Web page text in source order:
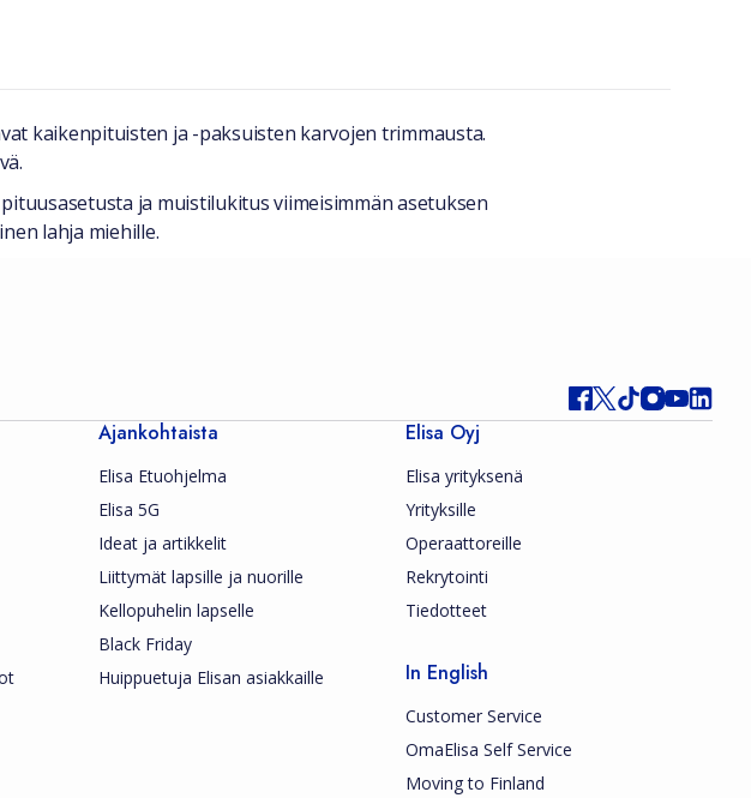
kaikenpituisten ja -paksuisten karvojen trimmausta.
ja muistilukitus viimeisimmän asetuksen
lahja miehille.
Ajankohtaista
Elisa Etuohjelma
Elisa 5G
Ideat ja artikkelit
Liittymät lapsille ja nuorille
Kellopuhelin lapselle
Black Friday
Huippuetuja Elisan asiakkaille
Elisa Oyj
Elisa yrityksenä
Yrityksille
Operaattoreille
Rekrytointi
Tiedotteet
In English
Customer Service
OmaElisa Self Service
Moving to Finland